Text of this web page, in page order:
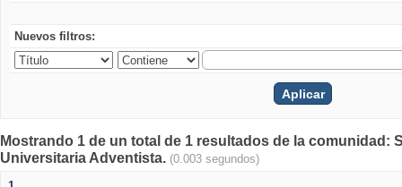
Nuevos filtros:
Mostrando 1 de un total de 1 resultados de la comunidad:
Universitaria Adventista. (0.003 segundos)